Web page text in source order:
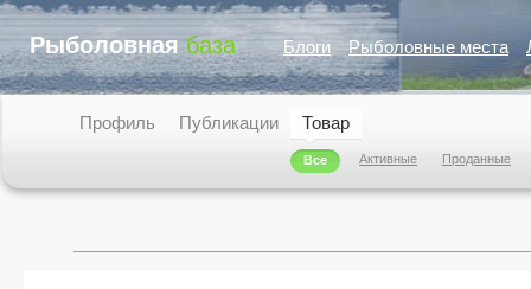
Рыболовная база Блоги Рыболовные места
Профиль Публикации Товар
Все Активные Проданные